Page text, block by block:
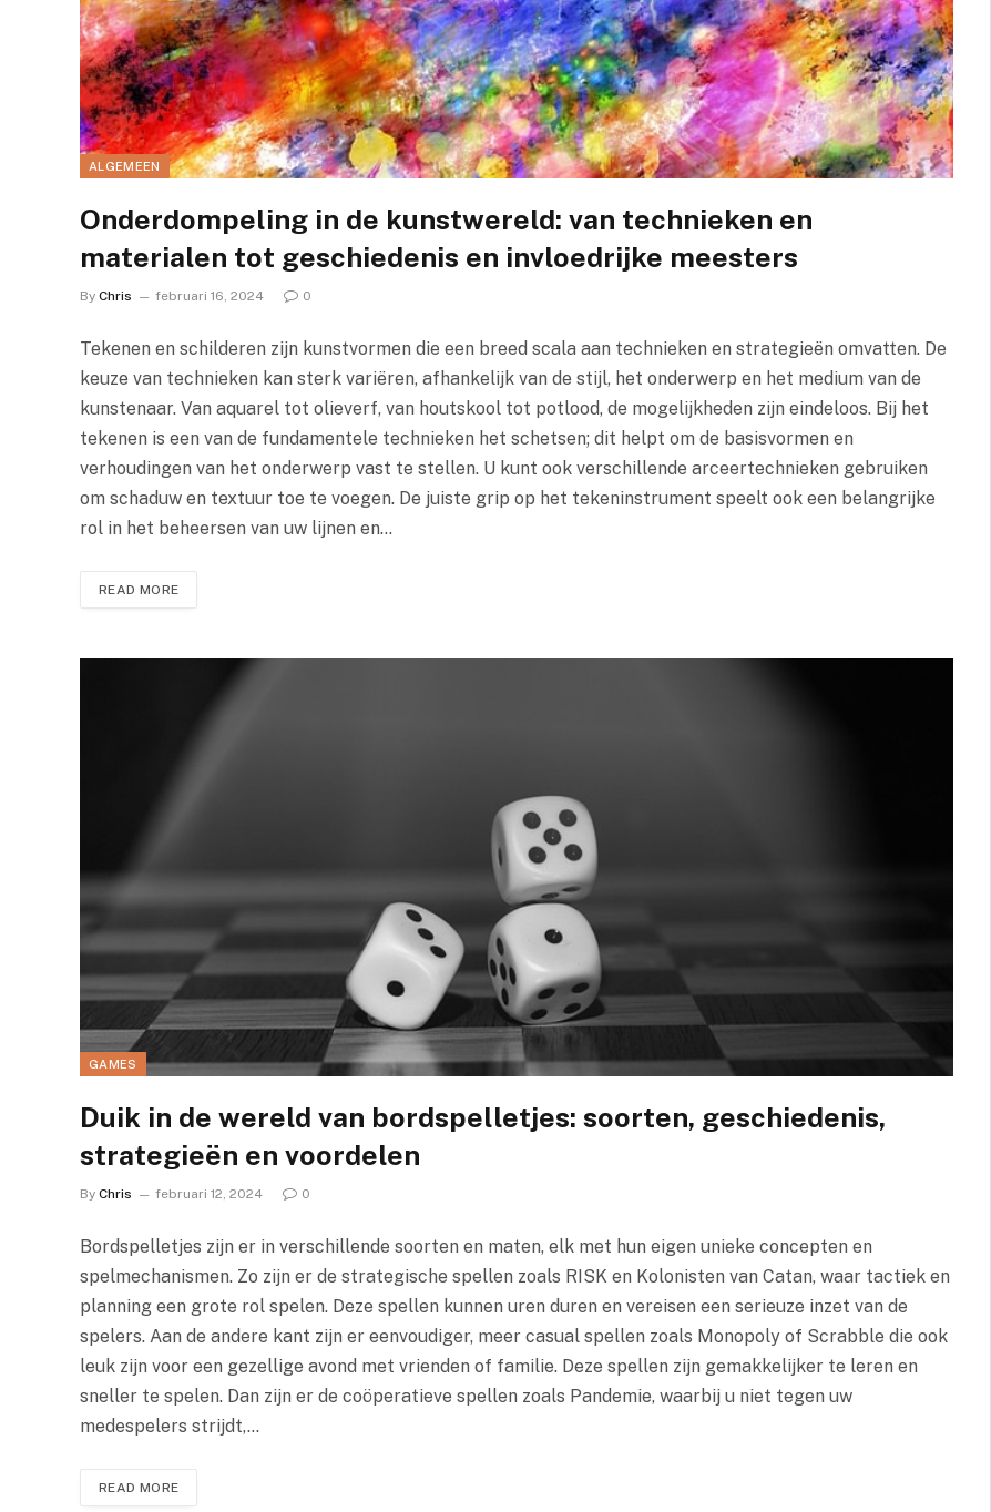
ALGEMEEN
Onderdompeling in de kunstwereld: van technieken en
materialen tot geschiedenis en invloedrijke meesters
By Chris februari 16, 2024 0
Tekenen en schilderen zijn kunstvormen die een breed scala aan technieken en strategieën omvatten. De
keuze van technieken kan sterk variëren, afhankelijk van de stijl, het onderwerp en het medium van de
kunstenaar. Van aquarel tot olieverf, van houtskool tot potlood, de mogelijkheden zijn eindeloos. Bij het
tekenen is een van de fundamentele technieken het schetsen; dit helpt om de basisvormen en
verhoudingen van het onderwerp vast te stellen. U kunt ook verschillende arceertechnieken gebruiken
om schaduw en textuur toe te voegen. De juiste grip op het tekeninstrument speelt ook een belangrijke
rol in het beheersen van uw lijnen en…
READ MORE
GAMES
Duik in de wereld van bordspelletjes: soorten, geschiedenis,
strategieën en voordelen
By Chris februari 12, 2024 0
Bordspelletjes zijn er in verschillende soorten en maten, elk met hun eigen unieke concepten en
spelmechanismen. Zo zijn er de strategische spellen zoals RISK en Kolonisten van Catan, waar tactiek en
planning een grote rol spelen. Deze spellen kunnen uren duren en vereisen een serieuze inzet van de
spelers. Aan de andere kant zijn er eenvoudiger, meer casual spellen zoals Monopoly of Scrabble die ook
leuk zijn voor een gezellige avond met vrienden of familie. Deze spellen zijn gemakkelijker te leren en
sneller te spelen. Dan zijn er de coöperatieve spellen zoals Pandemie, waarbij u niet tegen uw
medespelers strijdt,…
READ MORE